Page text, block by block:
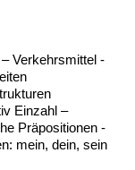
Verkehrsmittel -
Einzahl –
Präpositionen -
mein, dein, sein